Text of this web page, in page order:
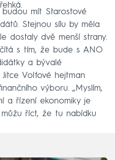
mít Starostové
Stejnou sílu by měla
dostaly dvě menší strany.
s tím, že bude s ANO
a bývalé
Volfové hejtman
výboru. „Myslím,
a řízení ekonomiky je
říct, že tu nabídku